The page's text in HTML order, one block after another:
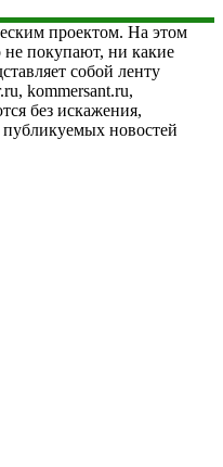
проектом. На этом
не покупают, ни какие
собой ленту
kommersant.ru,
без искажения,
публикуемых новостей